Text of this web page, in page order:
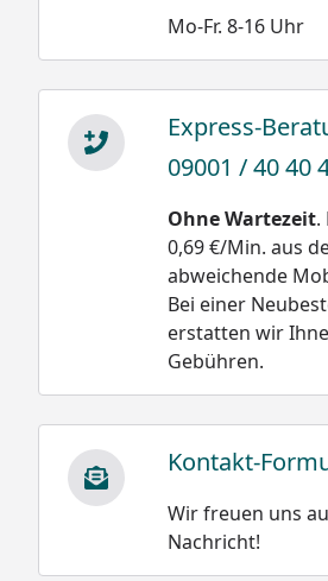
Mo-Fr. 8-16 Uhr
Express-
09001 / 40 40
Ohne Wartezeit.
0,69 €/Min. aus
abweichende
Bei einer
erstatten wir
Gebühren.
Kontakt-
Wir freuen uns
Nachricht!